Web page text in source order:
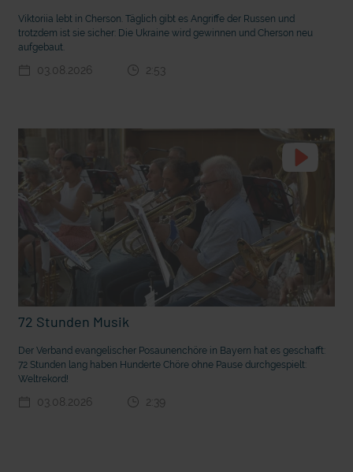
Viktoriia lebt in Cherson. Täglich gibt es Angriffe der Russen und
trotzdem ist sie sicher: Die Ukraine wird gewinnen und Cherson neu
aufgebaut.
03.08.2026 2:53
72 Stunden Musik
Der Verband evangelischer Posaunenchöre in Bayern hat es geschafft:
72 Stunden lang haben Hunderte Chöre ohne Pause durchgespielt:
Weltrekord!
03.08.2026 2:39